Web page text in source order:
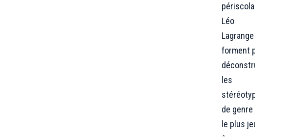
périscolaires
Léo
Lagrange se
forment pour
déconstruire
les
stéréotypes
de genre dès
le plus jeune